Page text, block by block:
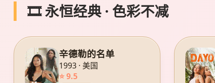
🎞️ 永恒经典 · 色彩不减
辛德勒的名单
1993 · 美国
⭐ 9.5